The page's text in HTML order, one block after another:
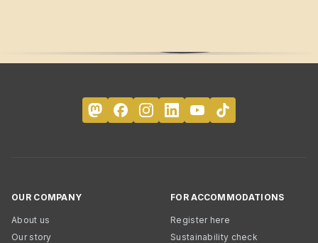
OUR COMPANY
About us
Our story
FOR ACCOMMODATIONS
Register here
Sustainability check